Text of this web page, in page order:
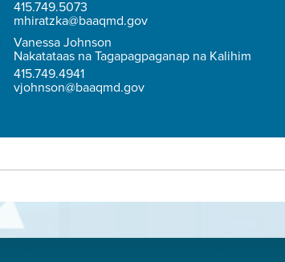
415.749.5073
mhiratzka@baaqmd.gov
Vanessa Johnson
Nakatataas na Tagapagpaganap na Kalihim
415.749.4941
vjohnson@baaqmd.gov